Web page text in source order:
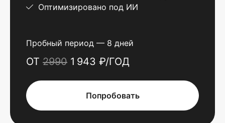
Оптимизировано под ИИ
Пробный период — 8 дней
ОТ 2990 1 943 ₽/ГОД
Попробовать